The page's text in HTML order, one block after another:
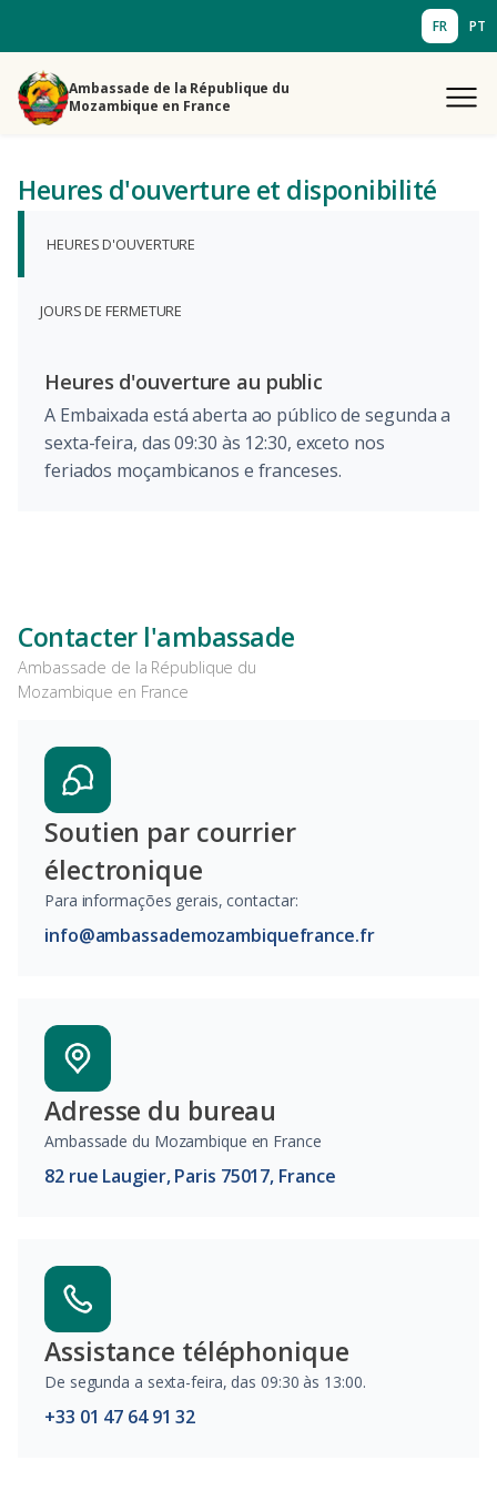
FR PT
Ambassade de la République du
Mozambique en France
Heures d'ouverture et disponibilité
HEURES D'OUVERTURE
JOURS DE FERMETURE
Heures d'ouverture au public
A Embaixada está aberta ao público de segunda a
sexta-feira, das 09:30 às 12:30, exceto nos
feriados moçambicanos e franceses.
Contacter l'ambassade
Ambassade de la République du
Mozambique en France
Soutien par courrier
électronique
Para informações gerais, contactar:
info@ambassademozambiquefrance.fr
Adresse du bureau
Ambassade du Mozambique en France
82 rue Laugier, Paris 75017, France
Assistance téléphonique
De segunda a sexta-feira, das 09:30 às 13:00.
+33 01 47 64 91 32